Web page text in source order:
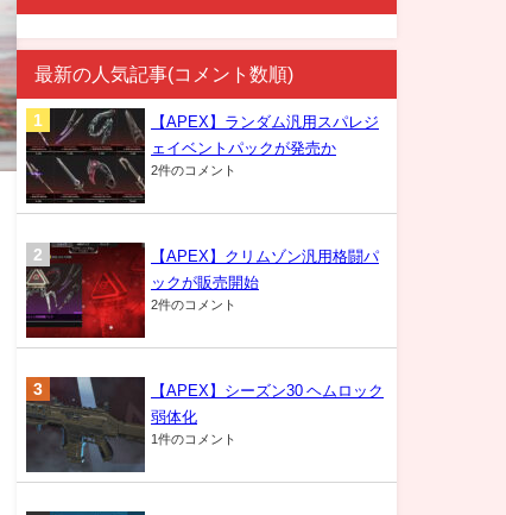
最新の人気記事(コメント数順)
【APEX】ランダム汎用スパレジ
ェイベントパックが発売か
2件のコメント
【APEX】クリムゾン汎用格闘パ
ックが販売開始
2件のコメント
【APEX】シーズン30 ヘムロック
弱体化
1件のコメント